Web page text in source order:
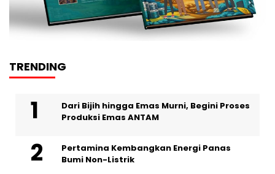
TRENDING
Dari Bijih hingga Emas Murni, Begini Proses
Produksi Emas ANTAM
Pertamina Kembangkan Energi Panas
Bumi Non-Listrik